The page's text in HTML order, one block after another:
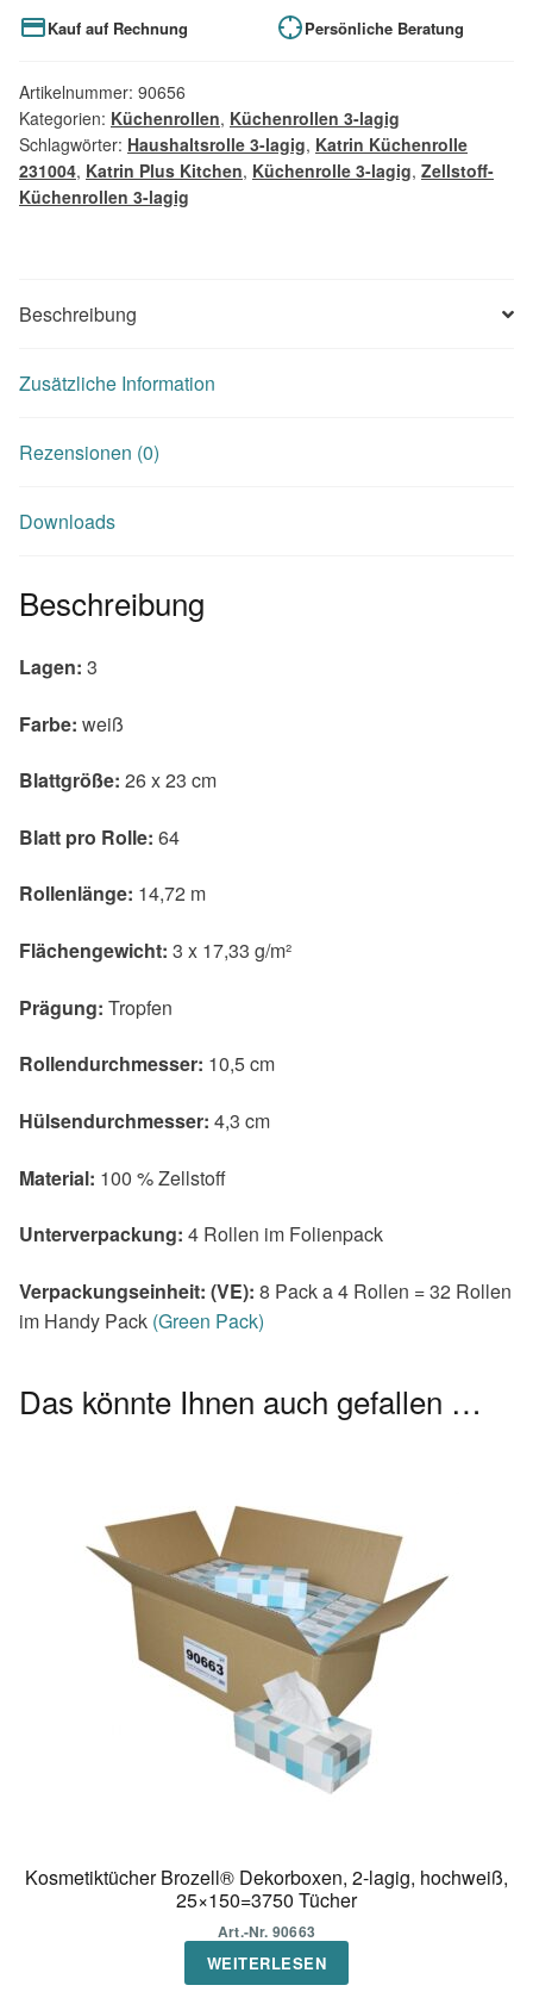
Kauf auf Rechnung Persönliche Beratung
Artikelnummer: 90656
Kategorien: Küchenrollen, Küchenrollen 3-lagig
Schlagwörter: Haushaltsrolle 3-lagig, Katrin Küchenrolle
231004, Katrin Plus Kitchen, Küchenrolle 3-lagig, Zellstoff-
Küchenrollen 3-lagig
Beschreibung
Zusätzliche Information
Rezensionen (0)
Downloads
Beschreibung
Lagen: 3
Farbe: weiß
Blattgröße: 26 x 23 cm
Blatt pro Rolle: 64
Rollenlänge: 14,72 m
Flächengewicht: 3 x 17,33 g/m²
Prägung: Tropfen
Rollendurchmesser: 10,5 cm
Hülsendurchmesser: 4,3 cm
Material: 100 % Zellstoff
Unterverpackung: 4 Rollen im Folienpack
Verpackungseinheit: (VE): 8 Pack a 4 Rollen = 32 Rollen
im Handy Pack (Green Pack)
Das könnte Ihnen auch gefallen …
Kosmetiktücher Brozell® Dekorboxen, 2-lagig, hochweiß,
25×150=3750 Tücher
Art.-Nr. 90663
WEITERLESEN